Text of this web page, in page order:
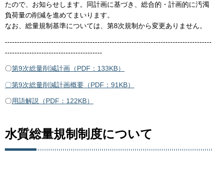
たので、お知らせします。同計画に基づき、総合的・計画的に汚濁
負荷量の削減を進めてまいります。
なお、総量規制基準については、第8次規制から変更ありません。
-------------------------------------------------------------------------------------
----------------------------------------
〇第9次総量削減計画（PDF：133KB）
〇第9次総量削減計画概要（PDF：91KB）
〇用語解説（PDF：122KB）
水質総量規制制度について